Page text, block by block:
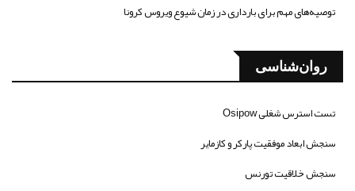
توصیه‌های مهم برای بارداری در زمان شیوع ویروس کرونا
روان‌شناسی
تست استرس شغلی Osipow
سنجش ابعاد موفقیت پارکر و کازمایر
سنجش خلاقیت تورنس